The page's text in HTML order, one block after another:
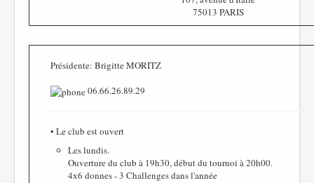
FFT
75013 PARIS
Présidente: Brigitte MORITZ
06.66.26.89.29
• Le club est ouvert
Les lundis.
Ouverture du club à 19h30, début du tournoi à 20h00.
4x6 donnes - 3 Challenges dans l'année